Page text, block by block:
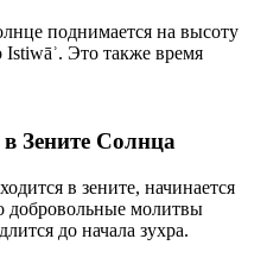
поднимается на высоту
Istiwāʾ. Это также время
Зените Солнца
в зените, начинается
добровольные молитвы
до начала зухра.